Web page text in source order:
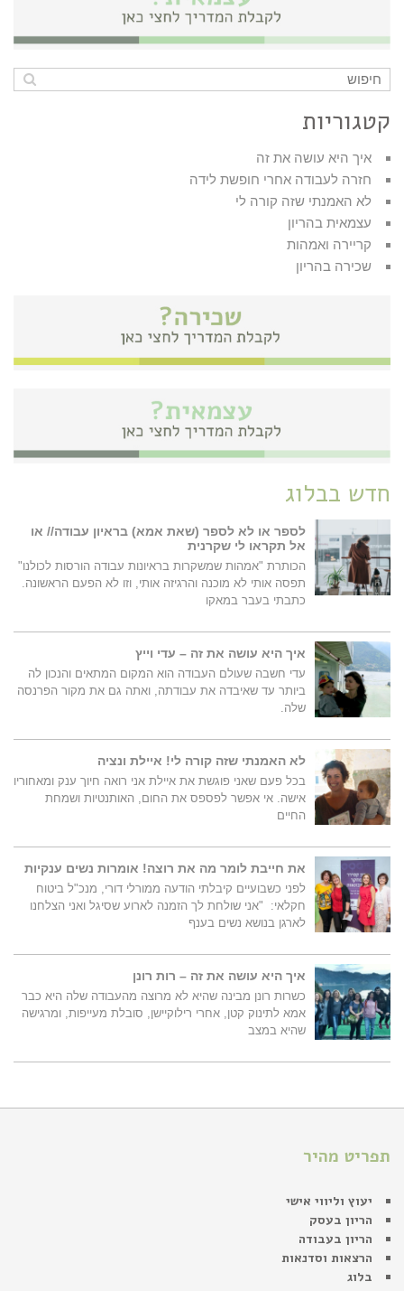
קטגוריות
איך היא עושה את זה
חזרה לעבודה אחרי חופשת לידה
לא האמנתי שזה קורה לי
עצמאית בהריון
קריירה ואמהות
שכירה בהריון
חדש בבלוג
לספר או לא לספר (שאת אמא) בראיון עבודה// או
אל תקראו לי שקרנית
הכותרת "אמהות שמשקרות בראיונות עבודה הורסות לכולנו"
תפסה אותי לא מוכנה והרגיזה אותי, וזו לא הפעם הראשונה.
כתבתי בעבר במאקו
איך היא עושה את זה – עדי וייץ
עדי חשבה שעולם העבודה הוא המקום המתאים והנכון לה
ביותר עד שאיבדה את עבודתה, ואתה גם את מקור הפרנסה
שלה.
לא האמנתי שזה קורה לי! איילת ונציה
בכל פעם שאני פוגשת את איילת אני רואה חיוך ענק ומאחוריו
אישה. אי אפשר לפספס את החום, האותנטיות ושמחת
החיים
את חייבת לומר מה את רוצה! אומרות נשים ענקיות
לפני כשבועיים קיבלתי הודעה ממורלי דורי, מנכ"ל ביטוח
חקלאי: "אני שולחת לך הזמנה לארוע שסיגל ואני הצלחנו
לארגן בנושא נשים בענף
איך היא עושה את זה – רות רונן
כשרות רונן מבינה שהיא לא מרוצה מהעבודה שלה היא כבר
אמא לתינוק קטן, אחרי רילוקיישן, סובלת מעייפות, ומרגישה
שהיא במצב
תפריט מהיר
יעוץ וליווי אישי
הריון בעסק
הריון בעבודה
הרצאות וסדנאות
בלוג